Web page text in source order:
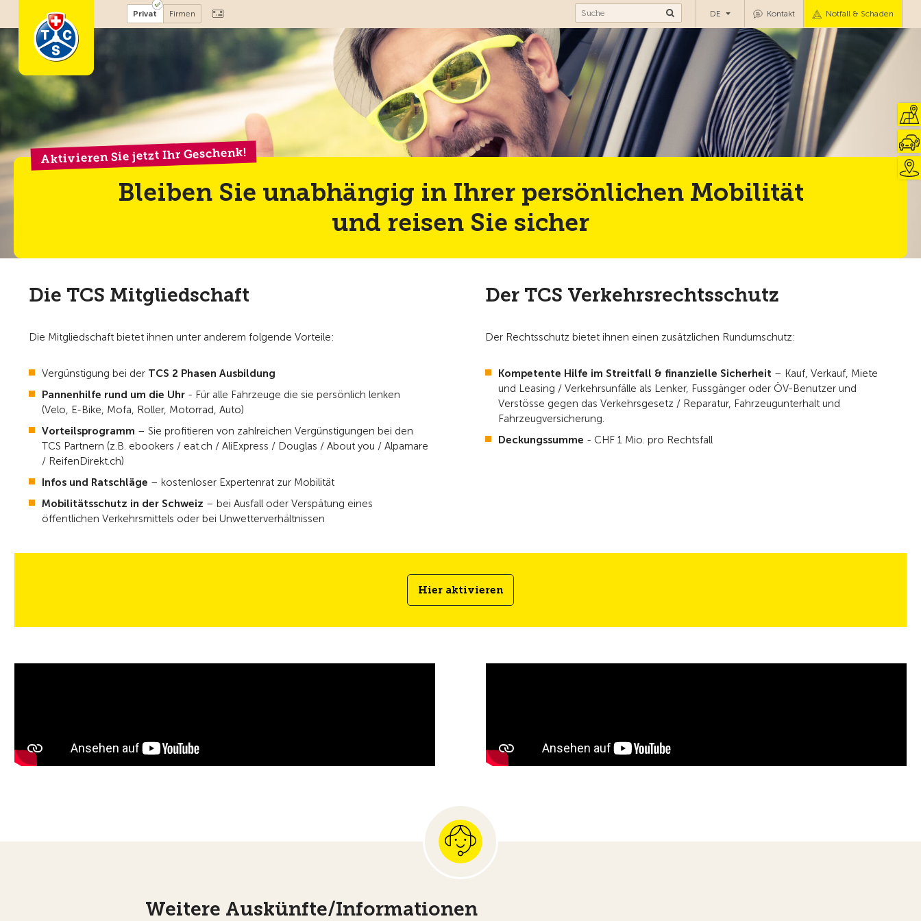
Privat Firmen Kontakt Notfall & Schaden
DE
Bleiben Sie unabhängig in Ihrer persönlichen Mobilität
und reisen Sie sicher
Aktivieren Sie jetzt Ihr Geschenk!
Die TCS Mitgliedschaft
Die Mitgliedschaft bietet ihnen unter anderem folgende Vorteile:
Vergünstigung bei der TCS 2 Phasen Ausbildung
Pannenhilfe rund um die Uhr - Für alle Fahrzeuge die sie persönlich lenken
(Velo, E-Bike, Mofa, Roller, Motorrad, Auto)
Vorteilsprogramm – Sie profitieren von zahlreichen Vergünstigungen bei den
TCS Partnern (z.B. ebookers / eat.ch / AliExpress / Douglas / About you / Alpamare
/ ReifenDirekt.ch)
Infos und Ratschläge – kostenloser Expertenrat zur Mobilität
Mobilitätsschutz in der Schweiz – bei Ausfall oder Verspätung eines
öffentlichen Verkehrsmittels oder bei Unwetterverhältnissen
Der TCS Verkehrsrechtsschutz
Der Rechtsschutz bietet ihnen einen zusätzlichen Rundumschutz:
Kompetente Hilfe im Streitfall & finanzielle Sicherheit – Kauf, Verkauf, Miete
und Leasing / Verkehrsunfälle als Lenker, Fussgänger oder ÖV-Benutzer und
Verstösse gegen das Verkehrsgesetz / Reparatur, Fahrzeugunterhalt und
Fahrzeugversicherung.
Deckungssumme - CHF 1 Mio. pro Rechtsfall
Hier aktivieren
Weitere Auskünfte/Informationen